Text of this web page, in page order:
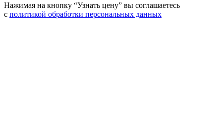
Нажимая на кнопку “Узнать цену” вы соглашаетесь
с политикой обработки персональных данных